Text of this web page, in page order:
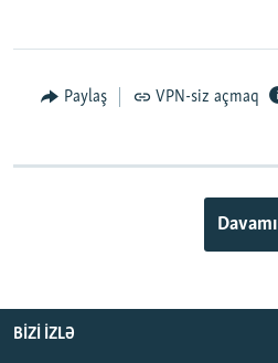
Paylaş VPN-siz açmaq
Davamı
BIZI IZLƏ